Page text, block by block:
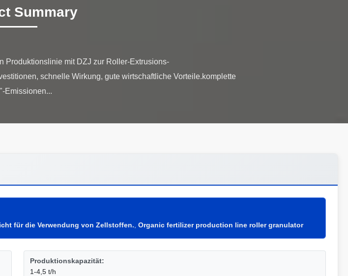
Summary
Produktionslinie mit DZJ zur Roller-Extrusions-
schnelle Wirkung, gute wirtschaftliche Vorteile.komplette
für die Verwendung von Zellstoffen. Organic fertilizer production line roller granulator
Produktionskapazität:
1-4,5 t/h